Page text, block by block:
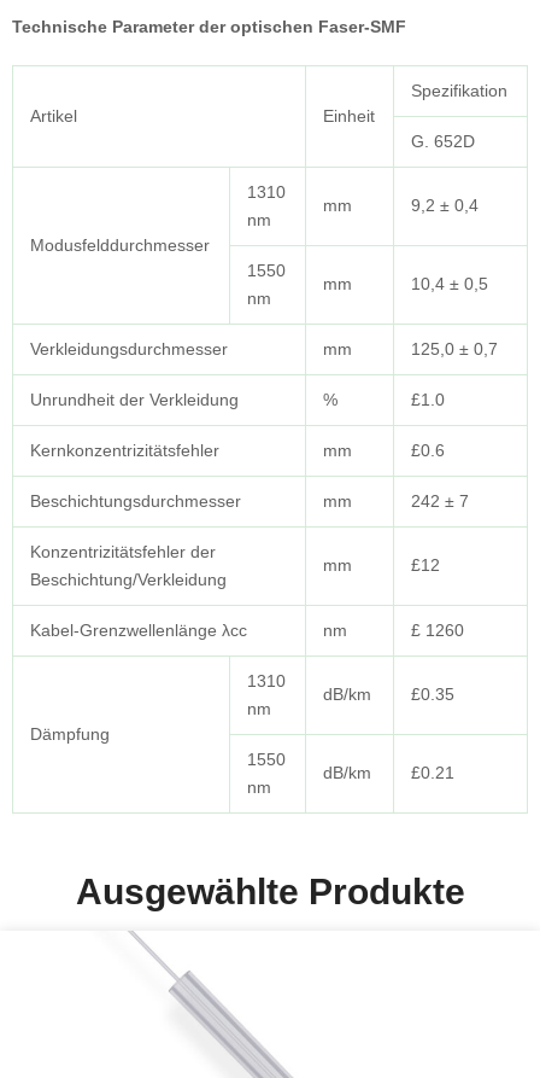
Technische Parameter der optischen Faser-SMF
Artikel Einheit
Spezifikation
G. 652D
Modusfelddurchmesser
1310
nm
mm 9,2 ± 0,4
1550
nm
mm 10,4 ± 0,5
Verkleidungsdurchmesser mm 125,0 ± 0,7
Unrundheit der Verkleidung % £1.0
Kernkonzentrizitätsfehler mm £0.6
Beschichtungsdurchmesser mm 242 ± 7
Konzentrizitätsfehler der
Beschichtung/Verkleidung
mm £12
Kabel-Grenzwellenlänge λcc nm £ 1260
Dämpfung
1310
nm
dB/km £0.35
1550
nm
dB/km £0.21
Ausgewählte Produkte